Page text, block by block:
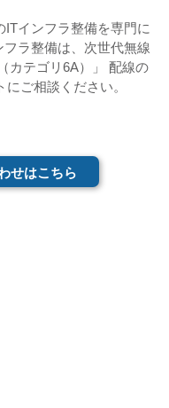
インフラ整備を専門に
ラ整備は、次世代無線
カテゴリ6A）」 配線の
ご相談ください。
せはこちら